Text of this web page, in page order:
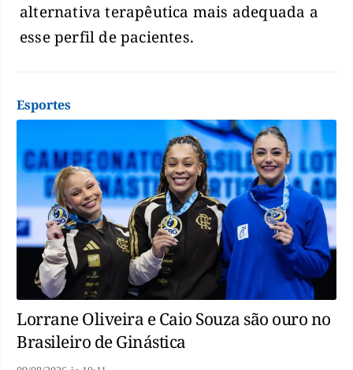
alternativa terapêutica mais adequada a
esse perfil de pacientes.
Esportes
Lorrane Oliveira e Caio Souza são ouro no
Brasileiro de Ginástica